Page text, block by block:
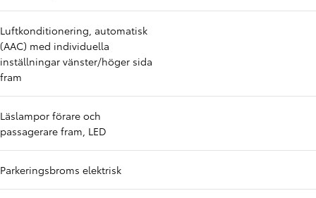
Luftkonditionering, automatisk
(AAC) med individuella
inställningar vänster/höger sida
fram
Läslampor förare och
passagerare fram, LED
Parkeringsbroms elektrisk